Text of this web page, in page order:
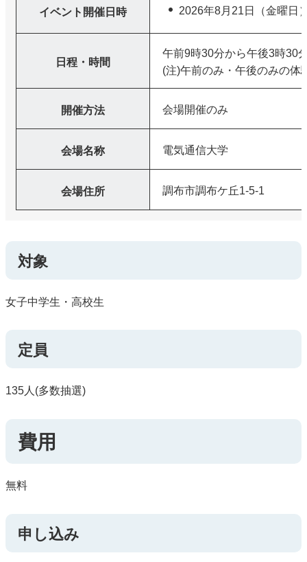
イベント開催日時 2026年8月21日（金曜日
日程・時間
午前9時30分から午後3時30
(注)午前のみ・午後のみの体
開催方法 会場開催のみ
会場名称 電気通信大学
会場住所 調布市調布ケ丘1-5-1
対象
女子中学生・高校生
定員
135人(多数抽選)
費用
無料
申し込み